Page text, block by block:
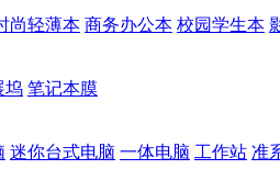
尚轻薄本 商务办公本 校园学生本
坞 笔记本膜
迷你台式电脑 一体电脑 工作站 准